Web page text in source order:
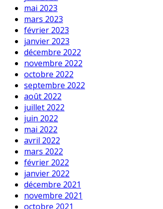
mai 2023
mars 2023
février 2023
janvier 2023
décembre 2022
novembre 2022
octobre 2022
septembre 2022
août 2022
juillet 2022
juin 2022
mai 2022
avril 2022
mars 2022
février 2022
janvier 2022
décembre 2021
novembre 2021
octobre 2021